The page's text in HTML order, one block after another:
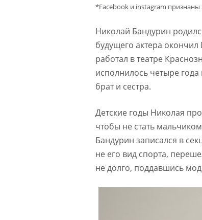
*Facebook и instagram
Николай Бандурин
будущего актера окончил
работал в театре
исполнилось четыре
брат и сестра.
Детские годы Николая
чтобы не стать
Бандурин записался в
не его вид спорта,
не долго, поддавшись